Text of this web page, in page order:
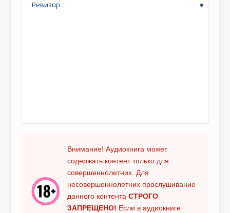
Ревизор
Внимание! Аудиокнига может
содержать контент только для
совершеннолетних. Для
несовершеннолетних прослушивание
данного контента СТРОГО
ЗАПРЕЩЕНО! Если в аудиокниге